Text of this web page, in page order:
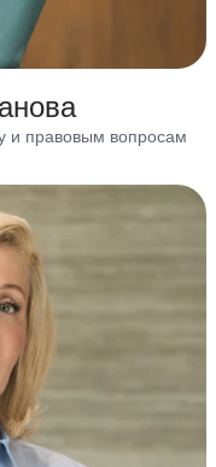
и правовым вопросам